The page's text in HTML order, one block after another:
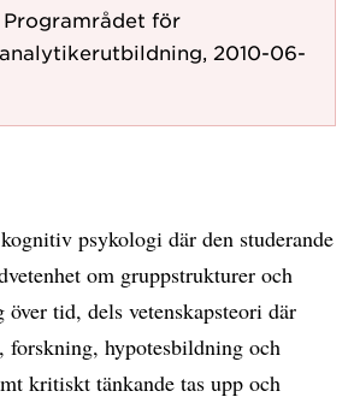
Programrådet för
2010-06-
psykologi där den studerande
om gruppstrukturer och
över tid, dels vetenskapsteori där
forskning, hypotesbildning och
kritiskt tänkande tas upp och